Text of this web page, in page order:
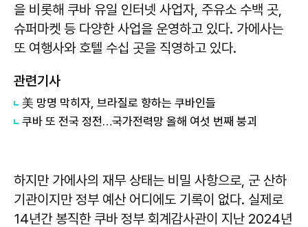
을 비롯해 쿠바 유일 인터넷 사업자, 주유소 수백 곳,
슈퍼마켓 등 다양한 사업을 운영하고 있다. 가에사는
또 여행사와 호텔 수십 곳을 직영하고 있다.
관련기사
美 망명 막히자, 브라질로 향하는 쿠바인들
쿠바 또 전국 정전…국가전력망 올해 여섯 번째 붕괴
하지만 가에사의 재무 상태는 비밀 사항으로, 군 산하
기관이지만 정부 예산 어디에도 기록이 없다. 실제로
14년간 봉직한 쿠바 정부 회계감사관이 지난 2024년